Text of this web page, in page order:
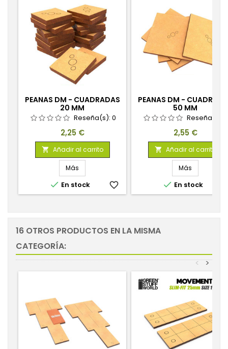
PEANAS DM - CUADRADAS
20 MM
Reseña(s): 0
Precio
2,25 €
 Añadir al carrito
Más
 En stock favorite_border
PEANAS DM -
50 MM
Reseña(s):
Precio
2,55 €
 Añadir al carrito
Más
 En stock
16 OTROS PRODUCTOS EN LA MISMA
CATEGORÍA:
>
<